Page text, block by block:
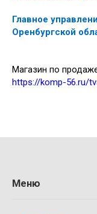
Главное
Оренбургской
Магазин по
https://komp-56.ru/
Меню